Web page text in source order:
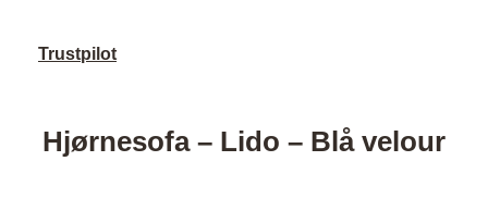
Trustpilot
Hjørnesofa – Lido – Blå velour